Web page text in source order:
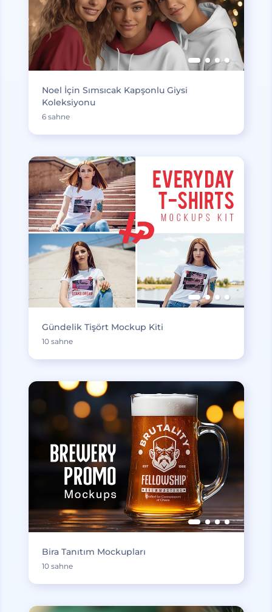
Noel İçin Sımsıcak Kapşonlu Giysi
Koleksiyonu
6 sahne
Gündelik Tişört Mockup Kiti
10 sahne
Bira Tanıtım Mockupları
10 sahne